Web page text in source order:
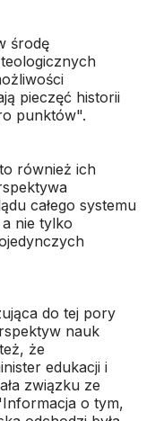
środę
pieczęć historii
punktów".
również ich
całego systemu
nie tylko
do tej pory
nauk
że
edukacji i
związku ze
o tym,